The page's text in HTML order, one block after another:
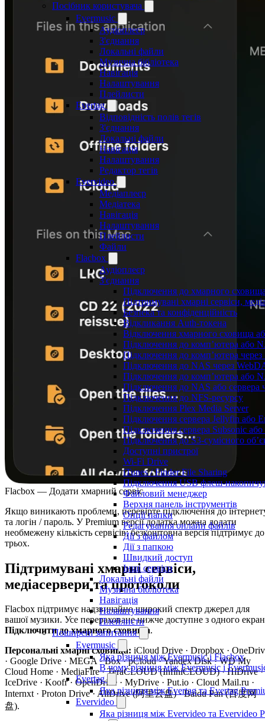
Посібник користувача
Evermusic
Аудіоплеєр
З'єднання
Локальні файли
Музична бібліотека
Навігація
Налаштування
Плейлисти
Evertag
Відповідність полів тегів
З'єднання
Локальні файли
Навігація
Налаштування
Редактор тегів
Evervideo
Медіаплеєр
Медіатека
Навігація
Налаштування
Плейлисти
Файли
Flacbox
Аудіоплеєр
З'єднання
Підключення до хмарного
Підтримувані хмарні сервіси,
Безпека та конфіденційність
Відкликання Auth-токена
Відключення хмарного сховища
Підключення до комп’ютера або
Підключення до комп’ютера
Підключення до NAS через
Підключення до комп’ютера або
Підключення до NAS або сервера
Підключення до NFS-ресурсу
Підключення Plex Media Server
Підключення сервера Jellyfin або
Підключення сервера Subsonic
Підключення до S3-сумісного
Доступні пристрої
Wi-Fi Drive
iTunes / Finder File Sharing
Підключення USB флеш-
Файловий менеджер
Верхня панель інструментів
Опції папки
Редагування онлайн файлів
Дії з файлом
Дії з папкою
Швидкий доступ
Інші сервіси
Локальні файли
Музична бібліотека
Навігація
Налаштування
Плейлисти
Поширені запитання
Evermusic
Яка різниця між Evermusic і Flacbox
В чому різниця між Evermusic і
Evertag
Яка різниця між Evertag та Evertag
Evervideo
Яка різниця між Evervideo та Evervideo
Flacbox — Додати хмарний сервіс
Якщо виникають проблеми, перевірте підключення до
та логін / пароль. У Premium версії додатка можна додати
необмежену кількість сервісів; безкоштовна версія підтримує до
трьох.
Підтримувані хмарні сервіси,
медіасервери та протоколи
Flacbox підтримує надзвичайно широкий спектр джерел для
вашої музики. Усе перераховане нижче доступне з одного
Підключити до хмарного сховища.
Персональні хмарні сховища: iCloud Drive · Dropbox ·
· Google Drive · MEGA · Box · pCloud · Yandex Disk · WD My
Cloud Home · MediaFire · TeraCLOUD (InfiniCLOUD) · HiDrive ·
IceDrive · Koofr · OpenDrive · MyDrive · Put.io · Cloud Mail.ru ·
Internxt · Proton Drive · AliDrive (阿里云盘) · Baidu Pan (百度网
盘).